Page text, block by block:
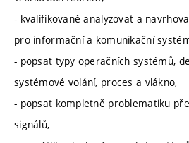
- kvalifikovaně analyzovat a
pro informační a komunikační
- popsat typy operačních systémů,
systémové volání, proces a vlákno,
- popsat kompletně problematiku
signálů,